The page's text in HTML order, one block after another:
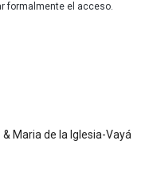
formalmente el acceso.
Maria de la Iglesia-Vayá